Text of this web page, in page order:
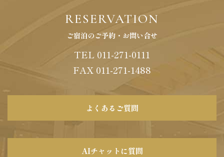
RESERVATION
ご宿泊のご予約・お問い合せ
TEL 011-271-0111
FAX 011-271-1488
よくあるご質問
AIチャットに質問